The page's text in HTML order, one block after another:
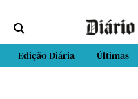
Edição Diária Últimas